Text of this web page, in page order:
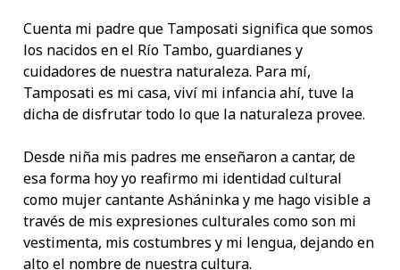
Cuenta mi padre que Tamposati significa que somos
los nacidos en el Río Tambo, guardianes y
cuidadores de nuestra naturaleza. Para mí,
Tamposati es mi casa, viví mi infancia ahí, tuve la
dicha de disfrutar todo lo que la naturaleza provee.
Desde niña mis padres me enseñaron a cantar, de
esa forma hoy yo reafirmo mi identidad cultural
como mujer cantante Asháninka y me hago visible a
través de mis expresiones culturales como son mi
vestimenta, mis costumbres y mi lengua, dejando en
alto el nombre de nuestra cultura.